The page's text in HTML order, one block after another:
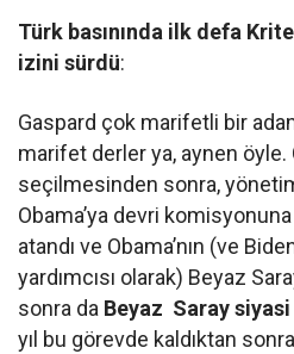
Türk basınında ilk defa
izini sürdü:
Gaspard çok marifetli bir
marifet derler ya, aynen öyle.
seçilmesinden sonra,
Obama’ya devri
atandı ve Obama’nın (ve
yardımcısı olarak) Beyaz
sonra da Beyaz Saray
yıl bu görevde kaldıktan sonra